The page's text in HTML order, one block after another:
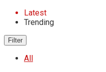
Latest
Trending
Filter
All